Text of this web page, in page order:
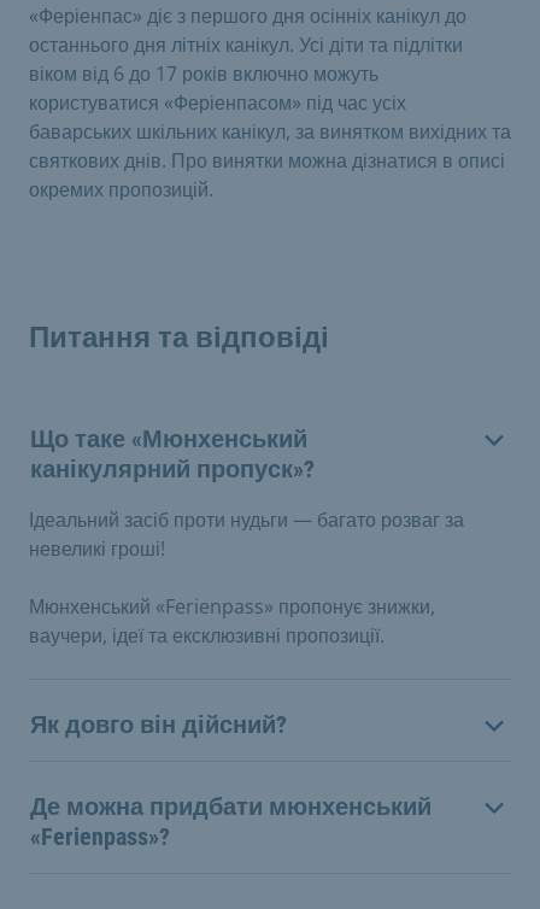
«Феріенпас» діє з першого дня осінніх канікул до
останнього дня літніх канікул. Усі діти та підлітки
віком від 6 до 17 років включно можуть
користуватися «Феріенпасом» під час усіх
баварських шкільних канікул, за винятком вихідних та
святкових днів. Про винятки можна дізнатися в описі
окремих пропозицій.
Питання та відповіді
Що таке «Мюнхенський
канікулярний пропуск»?
Ідеальний засіб проти нудьги — багато розваг за
невеликі гроші!
Мюнхенський «Ferienpass» пропонує знижки,
ваучери, ідеї та ексклюзивні пропозиції.
Як довго він дійсний?
Де можна придбати мюнхенський
«Ferienpass»?